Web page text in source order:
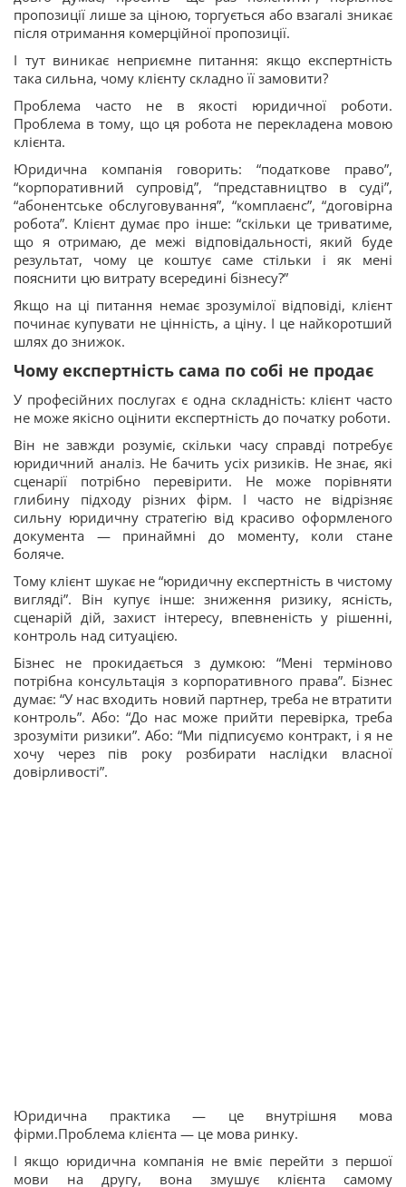
пропозиції лише за ціною, торгується або взагалі зникає
після отримання комерційної пропозиції.
І тут виникає неприємне питання: якщо експертність
така сильна, чому клієнту складно її замовити?
Проблема часто не в якості юридичної роботи.
Проблема в тому, що ця робота не перекладена мовою
клієнта.
Юридична компанія говорить: “податкове право”,
“корпоративний супровід”, “представництво в суді”,
“абонентське обслуговування”, “комплаєнс”, “договірна
робота”. Клієнт думає про інше: “скільки це триватиме,
що я отримаю, де межі відповідальності, який буде
результат, чому це коштує саме стільки і як мені
пояснити цю витрату всередині бізнесу?”
Якщо на ці питання немає зрозумілої відповіді, клієнт
починає купувати не цінність, а ціну. І це найкоротший
шлях до знижок.
Чому експертність сама по собі не продає
У професійних послугах є одна складність: клієнт часто
не може якісно оцінити експертність до початку роботи.
Він не завжди розуміє, скільки часу справді потребує
юридичний аналіз. Не бачить усіх ризиків. Не знає, які
сценарії потрібно перевірити. Не може порівняти
глибину підходу різних фірм. І часто не відрізняє
сильну юридичну стратегію від красиво оформленого
документа — принаймні до моменту, коли стане
боляче.
Тому клієнт шукає не “юридичну експертність в чистому
вигляді”. Він купує інше: зниження ризику, ясність,
сценарій дій, захист інтересу, впевненість у рішенні,
контроль над ситуацією.
Бізнес не прокидається з думкою: “Мені терміново
потрібна консультація з корпоративного права”. Бізнес
думає: “У нас входить новий партнер, треба не втратити
контроль”. Або: “До нас може прийти перевірка, треба
зрозуміти ризики”. Або: “Ми підписуємо контракт, і я не
хочу через пів року розбирати наслідки власної
довірливості”.
Юридична практика — це внутрішня мова
фірми.Проблема клієнта — це мова ринку.
І якщо юридична компанія не вміє перейти з першої
мови на другу, вона змушує клієнта самому